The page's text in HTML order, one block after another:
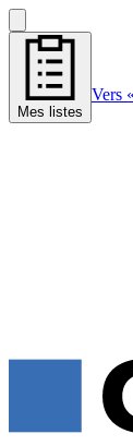
Mes listes
Vers